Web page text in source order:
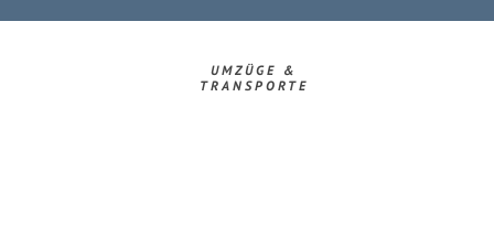
UMZÜGE &
TRANSPORTE